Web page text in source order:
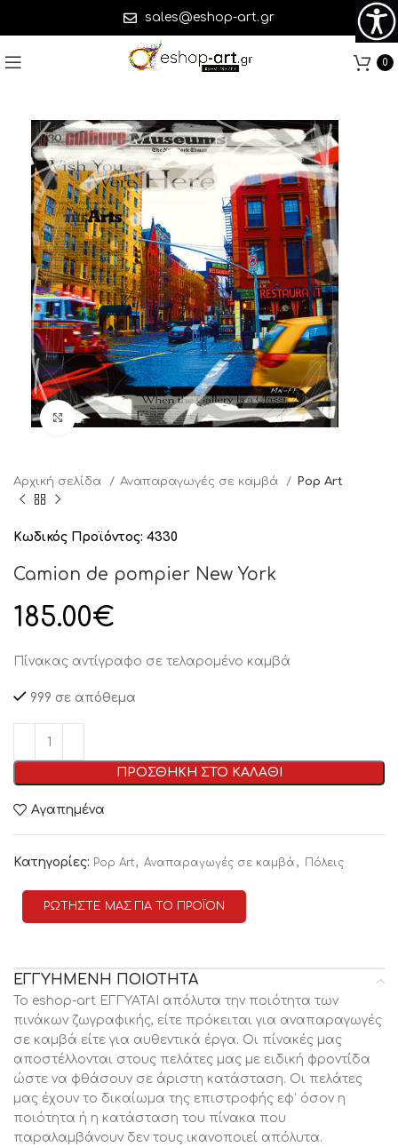
sales@eshop-art.gr
0
Click to enlarge
Αρχική σελίδα Αναπαραγωγές σε καμβά Pop Art
Κωδικός Προϊόντος: 4330
Camion de pompier New York
185.00€
Πίνακας αντίγραφο σε τελαρομένο καμβά
999 σε απόθεμα
ΠΡΟΣΘΗΚΗ ΣΤΟ ΚΑΛΑΘΙ
Αγαπημένα
Κατηγορίες: Pop Art, Αναπαραγωγές σε καμβά , Πόλεις
ΡΩΤΗΣΤΕ ΜΑΣ ΓΙΑ ΤΟ ΠΡΟΪΟΝ
ΕΓΓΥΗΜΕΝΗ ΠΟΙΟΤΗΤΑ
Το eshop-art ΕΓΓΥΑΤΑΙ απόλυτα την ποιότητα των
πινάκων ζωγραφικής, είτε πρόκειται για αναπαραγωγές
σε καμβά είτε για αυθεντικά έργα. Οι πίνακές μας
αποστέλλονται στους πελάτες μας με ειδική φροντίδα
ώστε να φθάσουν σε άριστη κατάσταση. Οι πελάτες
μας έχουν το δικαίωμα της επιστροφής εφ’ όσον η
ποιότητα ή η κατάσταση του πίνακα που
παραλαμβάνουν δεν τους ικανοποιεί απόλυτα.